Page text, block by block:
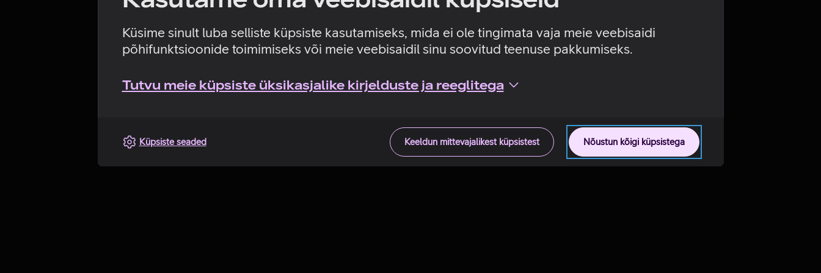
Küsime sinult luba selliste küpsiste kasutamiseks, mida ei ole tingimata vaja meie veebisaidi
põhifunktsioonide toimimiseks või meie veebisaidil sinu soovitud teenuse pakkumiseks.
Tutvu meie küpsiste üksikasjalike kirjelduste ja reeglitega
Nõustun kõigi küpsistega
Keeldun mittevajalikest küpsistest
Küpsiste seaded